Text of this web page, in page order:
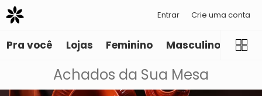
Entrar Crie uma conta
Pra você Lojas Feminino Masculino
Achados da Sua Mesa